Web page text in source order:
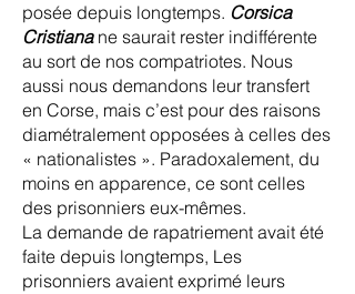
posée depuis longtemps. Corsica
Cristianane saurait rester indifférente
au sort de nos compatriotes. Nous
aussi nous demandons leur transfert
en Corse, mais c’est pour des raisons
diamétralement opposées à celles des
« nationalistes ». Paradoxalement, du
moins en apparence, ce sont celles
des prisonniers eux-mêmes.
La demande de rapatriement avait été
faite depuis longtemps, Les
prisonniers avaient exprimé leurs